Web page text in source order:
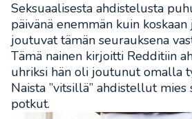
Seksuaalisesta ahdistelusta
päivänä enemmän kuin
joutuvat tämän seurauksena
Tämä nainen kirjoitti Redditiin
uhriksi hän oli joutunut omalla
Naista ”vitsillä” ahdistellut
potkut.